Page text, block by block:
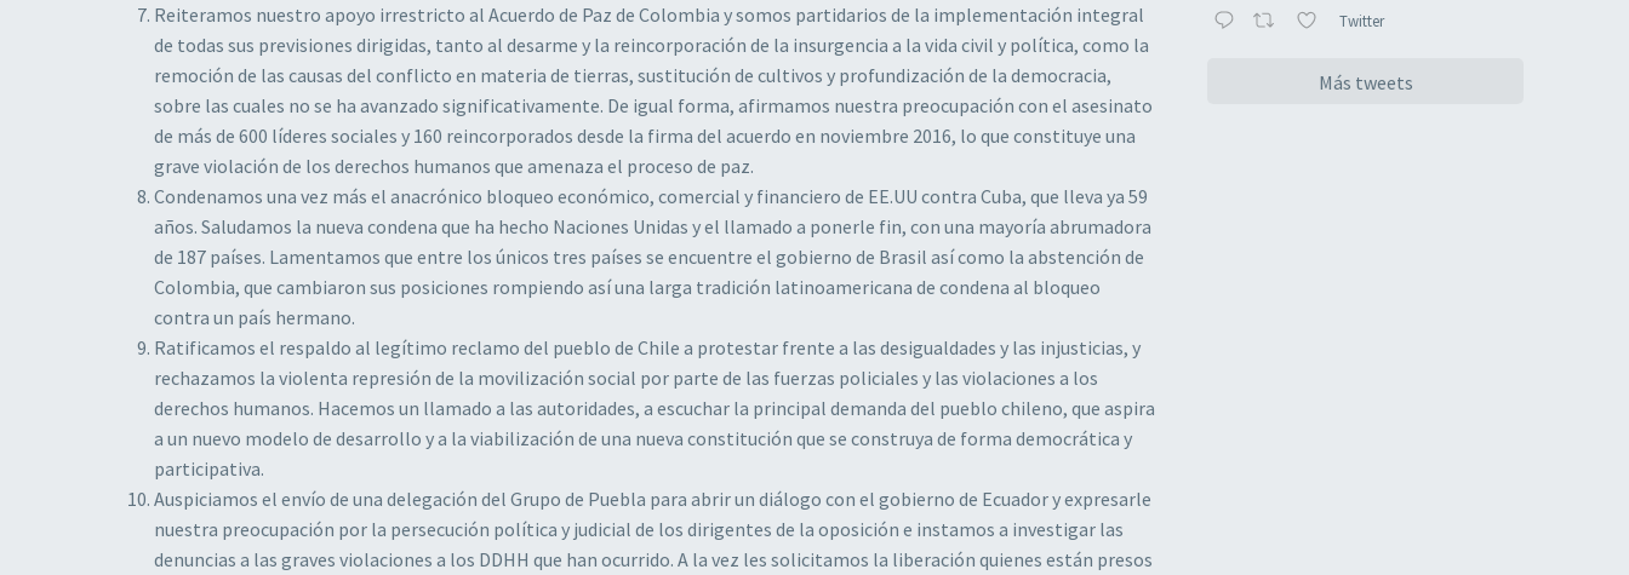
Reiteramos nuestro apoyo irrestricto al Acuerdo de Paz de Colombia y somos partidarios de la implementación integral
de todas sus previsiones dirigidas, tanto al desarme y la reincorporación de la insurgencia a la vida civil y política, como la
remoción de las causas del conflicto en materia de tierras, sustitución de cultivos y profundización de la democracia,
sobre las cuales no se ha avanzado significativamente. De igual forma, afirmamos nuestra preocupación con el asesinato
de más de 600 líderes sociales y 160 reincorporados desde la firma del acuerdo en noviembre 2016, lo que constituye una
grave violación de los derechos humanos que amenaza el proceso de paz.
Condenamos una vez más el anacrónico bloqueo económico, comercial y financiero de EE.UU contra Cuba, que lleva ya 59
años. Saludamos la nueva condena que ha hecho Naciones Unidas y el llamado a ponerle fin, con una mayoría abrumadora
de 187 países. Lamentamos que entre los únicos tres países se encuentre el gobierno de Brasil así como la abstención de
Colombia, que cambiaron sus posiciones rompiendo así una larga tradición latinoamericana de condena al bloqueo
contra un país hermano.
Ratificamos el respaldo al legítimo reclamo del pueblo de Chile a protestar frente a las desigualdades y las injusticias, y
rechazamos la violenta represión de la movilización social por parte de las fuerzas policiales y las violaciones a los
derechos humanos. Hacemos un llamado a las autoridades, a escuchar la principal demanda del pueblo chileno, que aspira
a un nuevo modelo de desarrollo y a la viabilización de una nueva constitución que se construya de forma democrática y
participativa.
Auspiciamos el envío de una delegación del Grupo de Puebla para abrir un diálogo con el gobierno de Ecuador y expresarle
nuestra preocupación por la persecución política y judicial de los dirigentes de la oposición e instamos a investigar las
denuncias a las graves violaciones a los DDHH que han ocurrido. A la vez les solicitamos la liberación quienes están presos
Twitter
Más tweets